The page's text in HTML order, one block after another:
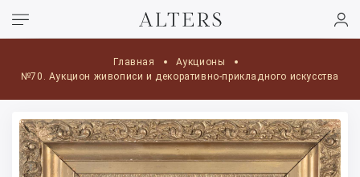
Главная
Аукционы
№70. Аукцион живописи и декоративно-прикладного искусства